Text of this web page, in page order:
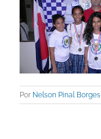
Por Nelson Pinal Borges